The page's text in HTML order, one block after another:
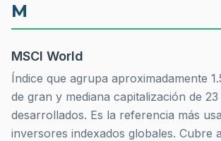
M
MSCI World
Índice que agrupa aproximadamente
de gran y mediana capitalización de 23
desarrollados. Es la referencia más
inversores indexados globales. Cubre